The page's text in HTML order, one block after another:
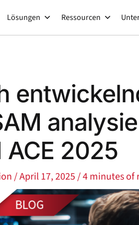
Lösungen Ressourcen
ACE 2025
/April 17, 2025/4 minutes of